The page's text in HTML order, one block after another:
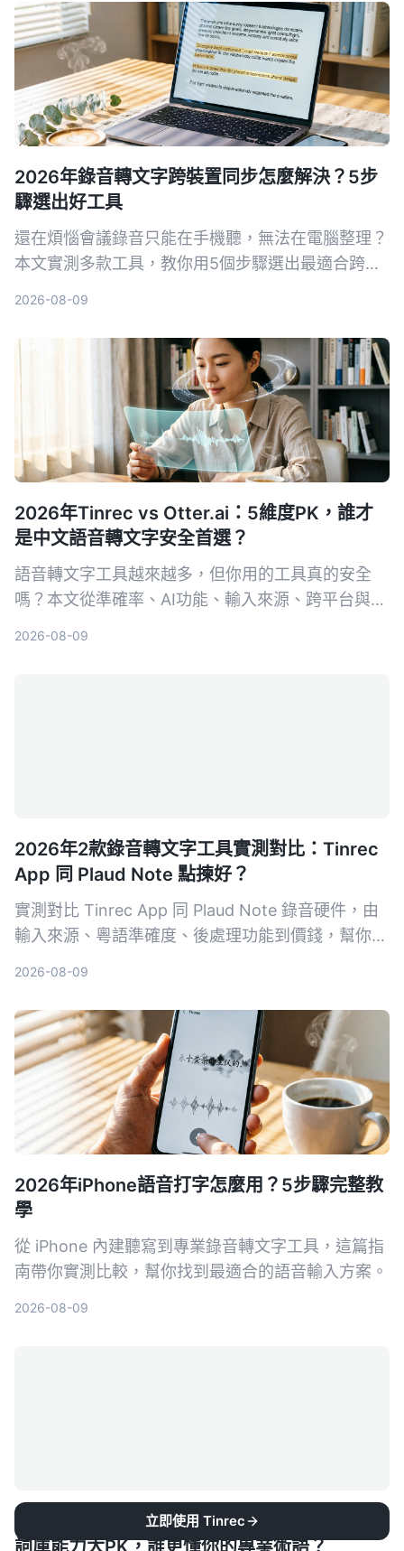
2026年錄音轉文字跨裝置同步怎麼解決？5步
驟選出好工具
還在煩惱會議錄音只能在手機聽，無法在電腦整理？
本文實測多款工具，教你用5個步驟選出最適合跨裝
2026-08-09
2026年Tinrec vs Otter.ai：5維度PK，誰才
是中文語音轉文字安全首選？
語音轉文字工具越來越多，但你用的工具真的安全
嗎？本文從準確率、AI功能、輸入來源、跨平台與數
2026-08-09
2026年2款錄音轉文字工具實測對比：Tinrec
App 同 Plaud Note 點揀好？
實測對比 Tinrec App 同 Plaud Note 錄音硬件，由
輸入來源、粵語準確度、後處理功能到價錢，幫你揀
2026-08-09
2026年iPhone語音打字怎麼用？5步驟完整教
學
從 iPhone 內建聽寫到專業錄音轉文字工具，這篇指
南帶你實測比較，幫你找到最適合的語音輸入方案。
2026-08-09
2026年Tinrec vs Otter.ai：AI語音辨識專屬
立即使用 Tinrec